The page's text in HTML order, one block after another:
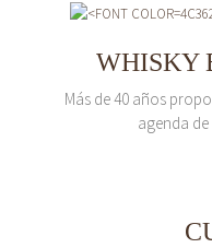
WHISKY
Más de 40 años
agenda